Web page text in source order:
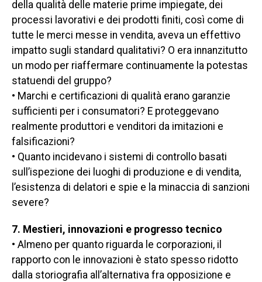
della qualità delle materie prime impiegate, dei
processi lavorativi e dei prodotti finiti, così come di
tutte le merci messe in vendita, aveva un effettivo
impatto sugli standard qualitativi? O era innanzitutto
un modo per riaffermare continuamente la potestas
statuendi del gruppo?
• Marchi e certificazioni di qualità erano garanzie
sufficienti per i consumatori? E proteggevano
realmente produttori e venditori da imitazioni e
falsificazioni?
• Quanto incidevano i sistemi di controllo basati
sull’ispezione dei luoghi di produzione e di vendita,
l’esistenza di delatori e spie e la minaccia di sanzioni
severe?
7. Mestieri, innovazioni e progresso tecnico
• Almeno per quanto riguarda le corporazioni, il
rapporto con le innovazioni è stato spesso ridotto
dalla storiografia all’alternativa fra opposizione e